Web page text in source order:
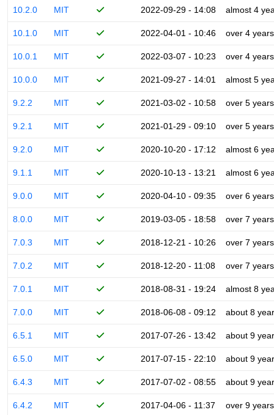
10.2.0 MIT 2022-09-29 - 14:08 almost 4
10.1.0 MIT 2022-04-01 - 10:46 over 4 years
10.0.1 MIT 2022-03-07 - 10:23 over 4 years
10.0.0 MIT 2021-09-27 - 14:01 almost 5
9.2.2 MIT 2021-03-02 - 10:58 over 5 years
9.2.1 MIT 2021-01-29 - 09:10 over 5 years
9.2.0 MIT 2020-10-20 - 17:12 almost 6
9.1.1 MIT 2020-10-13 - 13:21 almost 6
9.0.0 MIT 2020-04-10 - 09:35 over 6 years
8.0.0 MIT 2019-03-05 - 18:58 over 7 years
7.0.3 MIT 2018-12-21 - 10:26 over 7 years
7.0.2 MIT 2018-12-20 - 11:08 over 7 years
7.0.1 MIT 2018-08-31 - 19:24 almost 8
7.0.0 MIT 2018-06-08 - 09:12 about 8
6.5.1 MIT 2017-07-26 - 13:42 about 9
6.5.0 MIT 2017-07-15 - 22:10 about 9
6.4.3 MIT 2017-07-02 - 08:55 about 9
6.4.2 MIT 2017-04-06 - 11:37 over 9 years